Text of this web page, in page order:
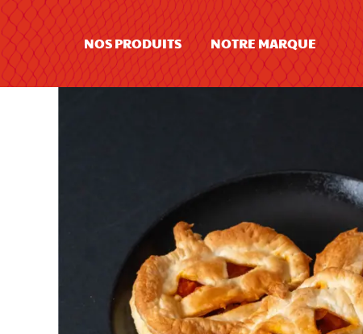
NOS PRODUITS NOTRE MARQUE